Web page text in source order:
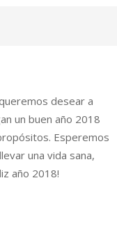
desear a
un buen año 2018
Esperemos
una vida sana,
año 2018!